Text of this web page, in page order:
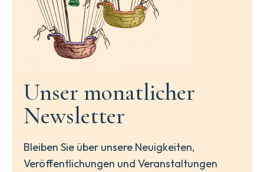
Unser monatlicher
Newsletter
Bleiben Sie über unsere Neuigkeiten,
Veröffentlichungen und Veranstaltungen